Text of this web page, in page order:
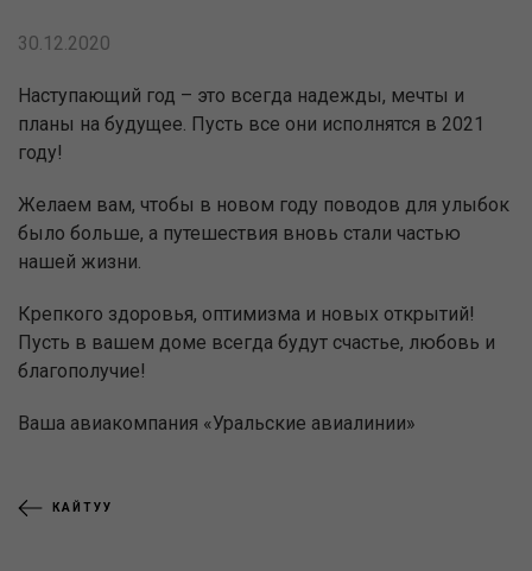
30.12.2020
Наступающий год – это всегда надежды, мечты и
планы на будущее. Пусть все они исполнятся в 2021
году!
Желаем вам, чтобы в новом году поводов для улыбок
было больше, а путешествия вновь стали частью
нашей жизни.
Крепкого здоровья, оптимизма и новых открытий!
Пусть в вашем доме всегда будут счастье, любовь и
благополучие!
Ваша авиакомпания «Уральские авиалинии»
КАЙТУУ